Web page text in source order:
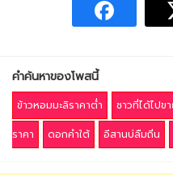
คำค้นหาของโพสนี้
ข้าวหอมมะลิราคาต่ำ ชาวที่ได้ไปข
ราคา
ดอกคำใต้ อีสานบ่ลืมถิ่น